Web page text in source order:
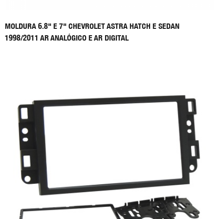
MOLDURA 6.8" E 7" CHEVROLET ASTRA HATCH E SEDAN
1998/2011 AR ANALÓGICO E AR DIGITAL